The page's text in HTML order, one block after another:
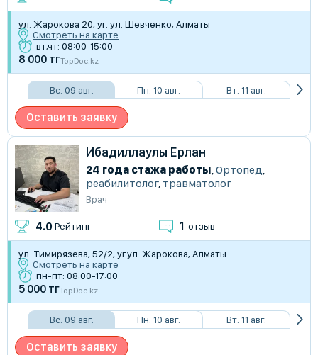
ул. Жарокова 20, уг. ул. Шевченко, Алматы
Смотреть на карте
вт,чт: 08:00-15:00
8 000 тгTopDoc.kz
Вс. 09 авг. Пн. 10 авг. Вт. 11 авг.
Оставить заявку
Ибадиллаулы Ерлан
24 года стажа работы Ортопед
реабилитолог, травматолог
Врач
4.0 Рейтинг 1 отзыв
​ул. Тимирязева, 52/2, уг.ул. Жарокова, Алматы
Смотреть на карте
пн-пт: 08:00-17:00
5 000 тгTopDoc.kz
Вс. 09 авг. Пн. 10 авг. Вт. 11 авг.
Оставить заявку